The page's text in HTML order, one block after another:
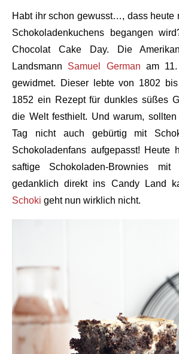
Habt ihr schon gewusst…, dass heute
Schokoladenkuchens begangen
Chocolat Cake Day. Die
Landsmann Samuel German am
gewidmet. Dieser lebte von 1802
1852 ein Rezept für dunkles süßes
die Welt festhielt. Und warum,
Tag nicht auch gebürtig mit
Schokoladenfans aufgepasst! Heute
saftige Schokoladen-Brownies
gedanklich direkt ins Candy Land
Schoki geht nun wirklich nicht.